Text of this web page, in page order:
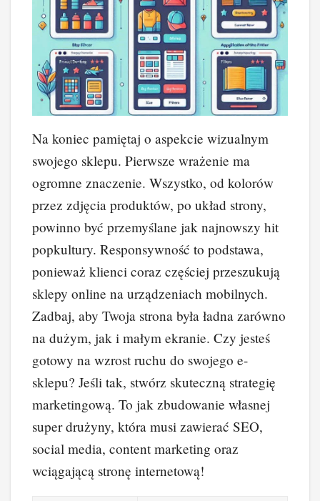
Na koniec pamiętaj o aspekcie wizualnym
swojego sklepu. Pierwsze wrażenie ma
ogromne znaczenie. Wszystko, od kolorów
przez zdjęcia produktów, po układ strony,
powinno być przemyślane jak najnowszy hit
popkultury. Responsywność to podstawa,
ponieważ klienci coraz częściej przeszukują
sklepy online na urządzeniach mobilnych.
Zadbaj, aby Twoja strona była ładna zarówno
na dużym, jak i małym ekranie. Czy jesteś
gotowy na wzrost ruchu do swojego e-
sklepu? Jeśli tak, stwórz skuteczną strategię
marketingową. To jak zbudowanie własnej
super drużyny, która musi zawierać SEO,
social media, content marketing oraz
wciągającą stronę internetową!